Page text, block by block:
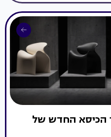
הכיסא החדש של